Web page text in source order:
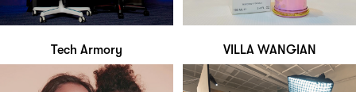
Tech Armory VILLA WANGIAN